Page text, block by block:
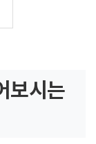
보시는